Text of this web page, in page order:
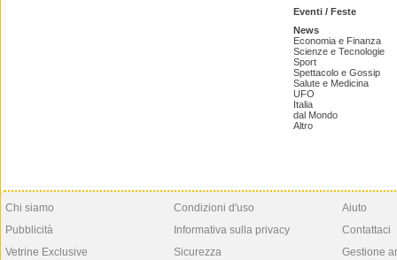
Eventi / Feste
News
Economia e Finanza
Scienze e Tecnologie
Sport
Spettacolo e Gossip
Salute e Medicina
UFO
Italia
dal Mondo
Altro
Chi siamo
Pubblicità
Vetrine Exclusive
Condizioni d'uso
Informativa sulla privacy
Sicurezza
Aiuto
Contattaci
Gestione